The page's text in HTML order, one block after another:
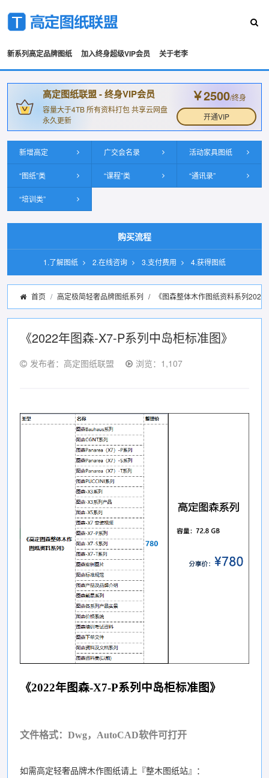
新系列高定品牌图纸 加入终身超级VIP会员 关于老李
高定图纸联盟 - 终身VIP会员
容量大于4TB 所有资料打包 共享云网盘
永久更新
￥2500/终身
开通VIP
新增高定 广交会名录 活动家具图纸
“图纸”类 “课程”类 “通讯录”
“培训类”
购买流程
1.了解图纸 2.在线咨询 3.支付费用 4.获得图纸
首页 高定极简轻奢品牌图纸系列 / 《图森整体木作图纸资料系列2022
《2022年图森-X7-P系列中岛柜标准图》
发布者：高定图纸联盟 浏览：1,107
《2022年图森-X7-P系列中岛柜标准图》
文件格式：Dwg，AutoCAD软件可打开
如需高定轻奢品牌木作图纸请上『整木图纸站』：